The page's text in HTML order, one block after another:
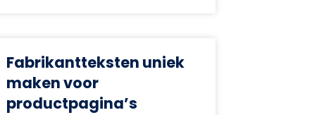
Fabrikantteksten uniek
maken voor
productpagina’s